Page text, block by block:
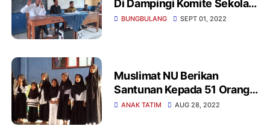
Di Dampingi Komite Sekolah
Gelar Rapat Orangtua Siswa
BUNGBULANG SEPT 01, 2022
Muslimat NU Berikan
Santunan Kepada 51 Orang
Anak Yatim/Piatu
ANAK TATIM AUG 28, 2022